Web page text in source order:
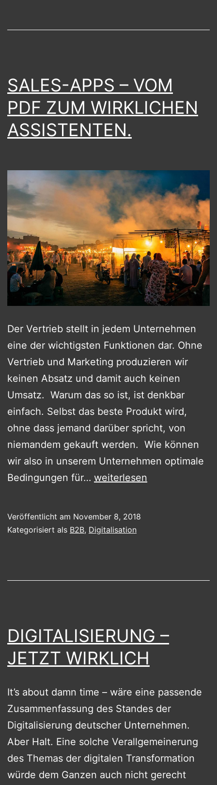
SALES-APPS – VOM
PDF ZUM WIRKLICHEN
ASSISTENTEN.
Der Vertrieb stellt in jedem Unternehmen
eine der wichtigsten Funktionen dar. Ohne
Vertrieb und Marketing produzieren wir
keinen Absatz und damit auch keinen
Umsatz. Warum das so ist, ist denkbar
einfach. Selbst das beste Produkt wird,
ohne dass jemand darüber spricht, von
niemandem gekauft werden. Wie können
wir also in unserem Unternehmen optimale
Bedingungen für… SALES-
VOM
weiterlesen
Veröffentlicht am November 8, 2018
Kategorisiert als B2B, Digitalisation
DIGITALISIERUNG –
JETZT WIRKLICH
It’s about damn time – wäre eine passende
Zusammenfassung des Standes der
Digitalisierung deutscher Unternehmen.
Aber Halt. Eine solche Verallgemeinerung
des Themas der digitalen Transformation
würde dem Ganzen auch nicht gerecht